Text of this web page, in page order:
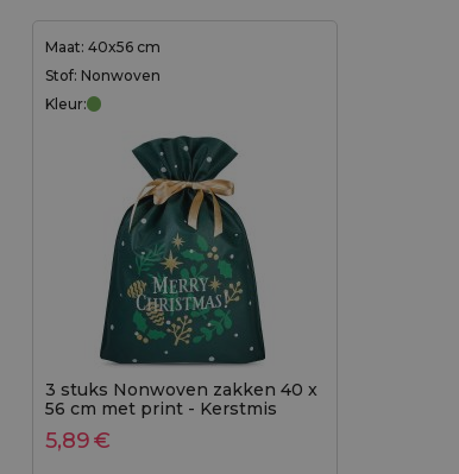
Maat: 40x56 cm
Stof: Nonwoven
Kleur:
3 stuks Nonwoven zakken 40 x
56 cm met print - Kerstmis
5,89€